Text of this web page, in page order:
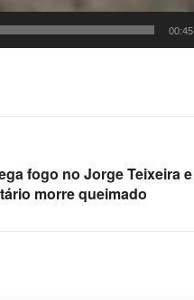
00:45
fogo no Jorge Teixeira e
morre queimado